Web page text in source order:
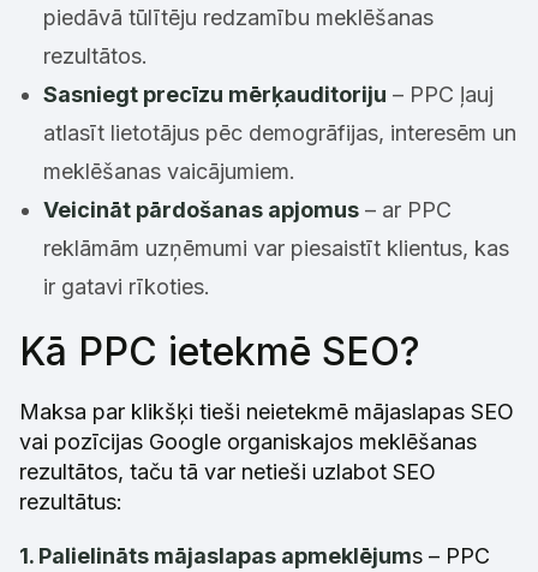
piedāvā tūlītēju redzamību meklēšanas
rezultātos.
Sasniegt precīzu mērķauditoriju – PPC ļauj
atlasīt lietotājus pēc demogrāfijas, interesēm un
meklēšanas vaicājumiem.
Veicināt pārdošanas apjomus – ar PPC
reklāmām uzņēmumi var piesaistīt klientus, kas
ir gatavi rīkoties.
Kā PPC ietekmē SEO?
Maksa par klikšķi tieši neietekmē mājaslapas SEO
vai pozīcijas Google organiskajos meklēšanas
rezultātos, taču tā var netieši uzlabot SEO
rezultātus:
1. Palielināts mājaslapas apmeklējums – PPC